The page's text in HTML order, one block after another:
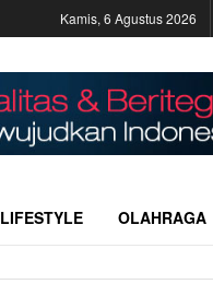
Kamis, 6 Agustus 2026
LIFESTYLE OLAHRAGA